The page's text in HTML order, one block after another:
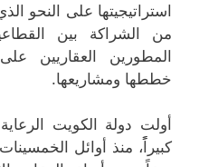
استراتيجيتها على النحو
من الشراكة بين
المطورين العقاريين
خططها ومشاريعها.
أولت دولة الكويت
كبيراًً، منذ أوائل